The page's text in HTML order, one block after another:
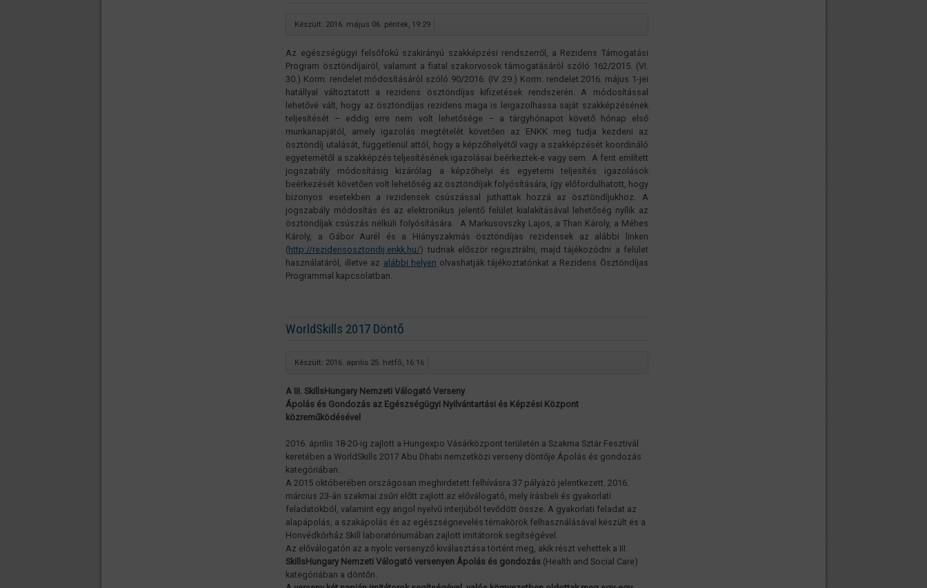
Készült: 2016. május 06. péntek, 19:29
Az egészségügyi felsőfokú szakirányú szakképzési rendszerről, a Rezidens Támogatási
Program ösztöndíjairól, valamint a fiatal szakorvosok támogatásáról szóló 162/2015. (VI.
30.) Korm. rendelet módosításáról szóló 90/2016. (IV. 29.) Korm. rendelet 2016. május 1-jei
hatállyal változtatott a rezidens ösztöndíjas kifizetések rendszerén. A módosítással
lehetővé vált, hogy az ösztöndíjas rezidens maga is leigazolhassa saját szakképzésének
teljesítését – eddig erre nem volt lehetősége – a tárgyhónapot követő hónap első
munkanapjától, amely igazolás megtételét követően az ENKK meg tudja kezdeni az
ösztöndíj utalását, függetlenül attól, hogy a képzőhelyétől vagy a szakképzését koordináló
egyetemétől a szakképzés teljesítésének igazolásai beérkeztek-e vagy sem. A fent említett
jogszabály módosításig kizárólag a képzőhelyi és egyetemi teljesítés igazolások
beérkezését követően volt lehetőség az ösztöndíjak folyósítására, így előfordulhatott, hogy
bizonyos esetekben a rezidensek csúszással juthattak hozzá az ösztöndíjukhoz. A
jogszabály módosítás és az elektronikus jelentő felület kialakításával lehetőség nyílik az
ösztöndíjak csúszás nélküli folyósítására. A Markusovszky Lajos, a Than Károly, a Méhes
Károly, a Gábor Aurél és a Hiányszakmás ösztöndíjas rezidensek az alábbi linken
(http://rezidensosztondij.enkk.hu/) tudnak először regisztrálni, majd tájékozódni a felület
használatáról, illetve az alábbi helyen olvashatják tájékoztatónkat a Rezidens Ösztöndíjas
Programmal kapcsolatban.
WorldSkills 2017 Döntő
Készült: 2016. április 25. hétfő, 16:16
A III. SkillsHungary Nemzeti Válogató Verseny
Ápolás és Gondozás az Egészségügyi Nyilvántartási és Képzési Központ
közreműködésével
2016. április 18-20-ig zajlott a Hungexpo Vásárközpont területén a Szakma Sztár Fesztivál
keretében a WorldSkills 2017 Abu Dhabi nemzetközi verseny döntője Ápolás és gondozás
kategóriában.
A 2015 októberében országosan meghirdetett felhívásra 37 pályázó jelentkezett. 2016.
március 23-án szakmai zsűri előtt zajlott az előválogató, mely írásbeli és gyakorlati
feladatokból, valamint egy angol nyelvű interjúból tevődött össze. A gyakorlati feladat az
alapápolás, a szakápolás és az egészségnevelés témakörök felhasználásával készült és a
Honvédkórház Skill laboratóriumában zajlott imitátorok segítségével.
Az előválogatón az a nyolc versenyző kiválasztása történt meg, akik részt vehettek a III.
SkillsHungary Nemzeti Válogató versenyen Ápolás és gondozás (Health and Social Care)
kategóriában a döntőn.